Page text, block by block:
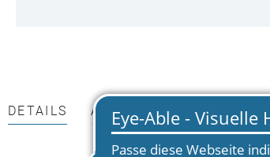
DETAILS AUTOR*INNEN